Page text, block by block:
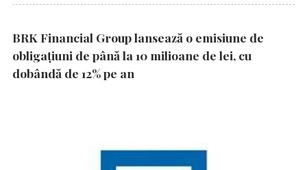
BRK Financial Group lansează o emisiune de
obligațiuni de până la 10 milioane de lei, cu
dobândă de 12% pe an